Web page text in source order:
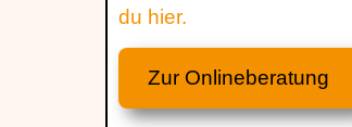
du hier.
Zur Onlineberatung